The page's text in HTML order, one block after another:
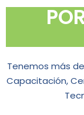
Tenemos más
Capacitación,